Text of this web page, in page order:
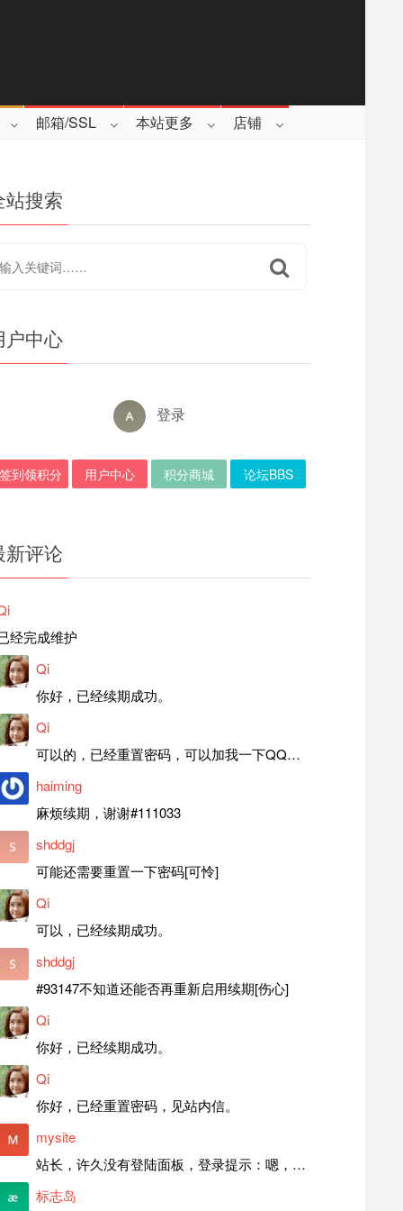
邮箱/SSL 本站更多 店铺
站搜索
户中心
登录
签到领积分 用户中心 积分商城 论坛BBS
新评论
经完成维护
Qi
你好，已经续期成功。
Qi
可以的，已经重置密码，可以加我一下QQ，留言后我就发密码给你。
haiming
麻烦续期，谢谢#111033
shddgj
可能还需要重置一下密码[可怜]
Qi
可以，已经续期成功。
shddgj
#93147不知道还能否再重新启用续期[伤心]
Qi
你好，已经续期成功。
Qi
你好，已经重置密码，见站内信。
mysite
站长，许久没有登陆面板，登录提示：嗯，登录详细信息似乎不正确。请重试。 网站还可以正常使用。如果是密码问题请帮忙重置一下密码。谢谢。订单号：97790，账号：aa20210950。 站长，提交了工单，你回复续期成功，不过我的问题是面部登陆信息有问题，一直是初始密码，现在无法登陆，有时间麻烦排查一下。
标志岛